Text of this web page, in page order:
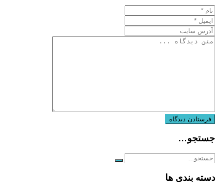
جستجو…
دسته بندی ها